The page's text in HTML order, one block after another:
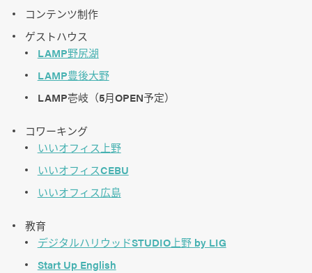
コンテンツ制作
ゲストハウス
LAMP野尻湖
LAMP豊後大野
LAMP壱岐（5月OPEN予定）
コワーキング
いいオフィス上野
いいオフィスCEBU
いいオフィス広島
教育
デジタルハリウッドSTUDIO上野 by LIG
Start Up English